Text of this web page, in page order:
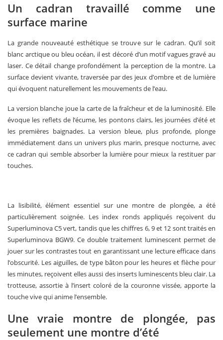
Un cadran travaillé comme une
surface marine
La grande nouveauté esthétique se trouve sur le cadran. Qu’il soit
blanc arctique ou bleu océan, il est décoré d’un motif vagues gravé au
laser. Ce détail change profondément la perception de la montre. La
surface devient vivante, traversée par des jeux d’ombre et de lumière
qui évoquent naturellement les mouvements de l’eau.
La version blanche joue la carte de la fraîcheur et de la luminosité. Elle
évoque les reflets de l’écume, les pontons clairs, les journées d’été et
les premières baignades. La version bleue, plus profonde, plonge
immédiatement dans un univers plus marin, presque nocturne, avec
ce cadran qui semble absorber la lumière pour mieux la restituer par
touches.
La lisibilité, élément essentiel sur une montre de plongée, a été
particulièrement soignée. Les index ronds appliqués reçoivent du
Superluminova C5 vert, tandis que les chiffres 6, 9 et 12 sont traités en
Superluminova BGW9. Ce double traitement luminescent permet de
jouer sur les contrastes tout en garantissant une lecture efficace dans
l’obscurité. Les aiguilles, de type bâton pour les heures et flèche pour
les minutes, reçoivent elles aussi des inserts luminescents bleu clair. La
trotteuse, assortie à l’insert coloré de la couronne vissée, apporte la
touche vive qui anime l’ensemble.
Une vraie montre de plongée, pas
seulement une montre d’été